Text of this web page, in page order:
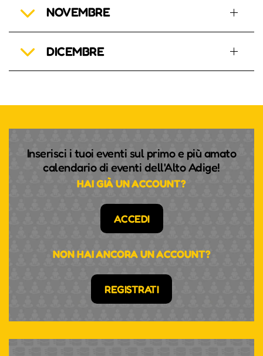
NOVEMBRE
DICEMBRE
Inserisci i tuoi eventi sul primo e più amato
calendario di eventi dell'Alto Adige!
HAI GIÀ UN ACCOUNT?
ACCEDI
NON HAI ANCORA UN ACCOUNT?
REGISTRATI